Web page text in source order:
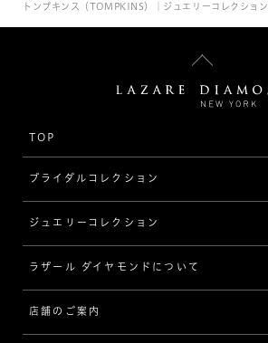
トンプキンス（TOMPKINS）｜ジュエリーコレクション
TOP
ブライダルコレクション
婚約指輪（エンゲージリング）
[素材から選ぶ]
プラチナ
ジュエリーコレクション
ジュエリーコレクショントップ
ジュエリー一覧
ラザール ダイヤモンドについて
ラザール ダイヤモンドについて
店舗のご案内